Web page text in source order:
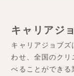
キャリアジ
キャリアジョブ
わせ、全国のクリ
べることができる